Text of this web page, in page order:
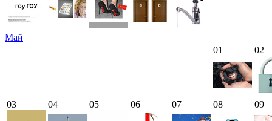
Май
01
02
03 04 05 06 07 08 09